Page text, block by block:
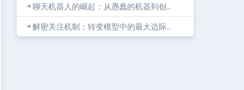
聊天机器人的崛起：从愚蠢的机器到创...
解密关注机制：转变模型中的最大边际...